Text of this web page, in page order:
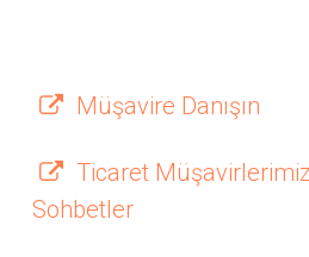
Müşavire Danışın
Ticaret
Sohbetler